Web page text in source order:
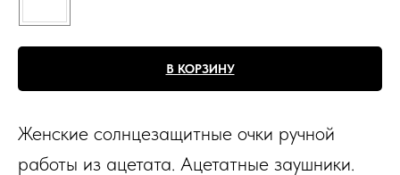
В КОРЗИНУ
Женские солнцезащитные очки ручной
работы из ацетата. Ацетатные заушники.